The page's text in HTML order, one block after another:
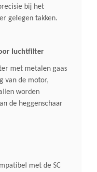
bij het
gelegen takken.
luchtfilter
met metalen gaas
van de motor,
worden
de heggenschaar
met de SC